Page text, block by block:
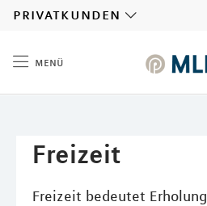
privatkunden
menü
Freizeit
Freizeit bedeutet